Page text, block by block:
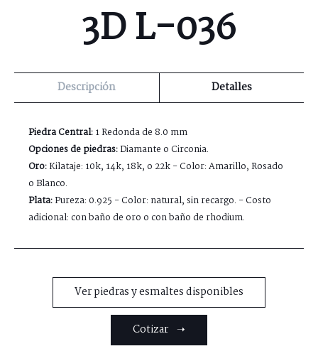
3D L-036
Descripción Detalles
Piedra Central:1 Redonda de 8.0 mm
Opciones de piedras:Diamante o Circonia.
Oro:Kilataje: 10k, 14k, 18k, o 22k - Color: Amarillo, Rosado
o Blanco.
Plata:Pureza: 0.925 - Color: natural, sin recargo. - Costo
adicional: con baño de oro o con baño de rhodium.
Ver piedras y esmaltes disponibles
Cotizar ➝